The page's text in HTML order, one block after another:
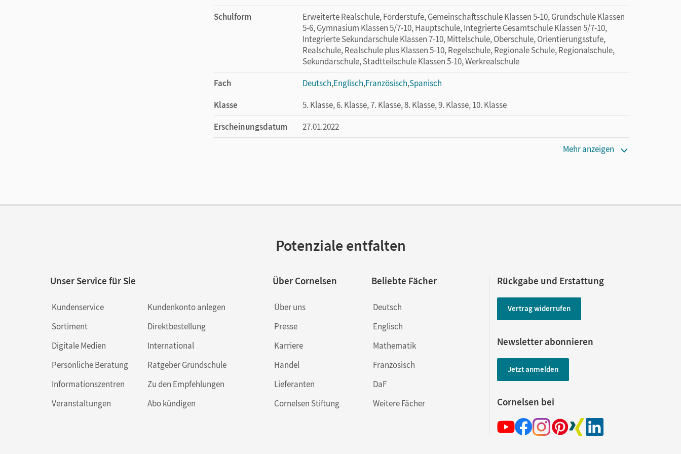
Schulform
Erweiterte Realschule, Förderstufe, Gemeinschaftsschule Klassen 5-10, Grundschule Klassen
5-6, Gymnasium Klassen 5/7-10, Hauptschule, Integrierte Gesamtschule Klassen 5/7-10,
Integrierte Sekundarschule Klassen 7-10, Mittelschule, Oberschule, Orientierungsstufe,
Realschule, Realschule plus Klassen 5-10, Regelschule, Regionale Schule, Regionalschule,
Sekundarschule, Stadtteilschule Klassen 5-10, Werkrealschule
Fach
Deutsch,Englisch,Französisch,Spanisch
Klasse
5. Klasse, 6. Klasse, 7. Klasse, 8. Klasse, 9. Klasse, 10. Klasse
Erscheinungsdatum
27.01.2022
Mehr anzeigen
Potenziale entfalten
Unser Service für Sie
Kundenservice
Sortiment
Digitale Medien
Persönliche Beratung
Informationszentren
Veranstaltungen
Kundenkonto anlegen
Direktbestellung
International
Ratgeber Grundschule
Zu den Empfehlungen
Abo kündigen
Über Cornelsen
Über uns
Presse
Karriere
Handel
Lieferanten
Cornelsen Stiftung
Beliebte Fächer
Deutsch
Englisch
Mathematik
Französisch
DaF
Weitere Fächer
Rückgabe und Erstattung
Vertrag widerrufen
Newsletter abonnieren
Jetzt anmelden
Cornelsen bei